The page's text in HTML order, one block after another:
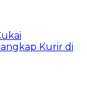
Kurir di